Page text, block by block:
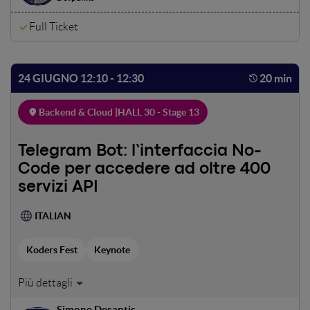
Un talk su dev culture, organizzazioni e intelligenza
collettiva.
Full Ticket
24 GIUGNO 12:10 - 12:30 20 min
Backend & Cloud | HALL 30 - Stage 13
Telegram Bot: l’interfaccia No-
Code per accedere ad oltre 400
servizi API
ITALIAN
Koders Fest Keynote
E se potessi accedere ad oltre 400 servizi API e a milioni di